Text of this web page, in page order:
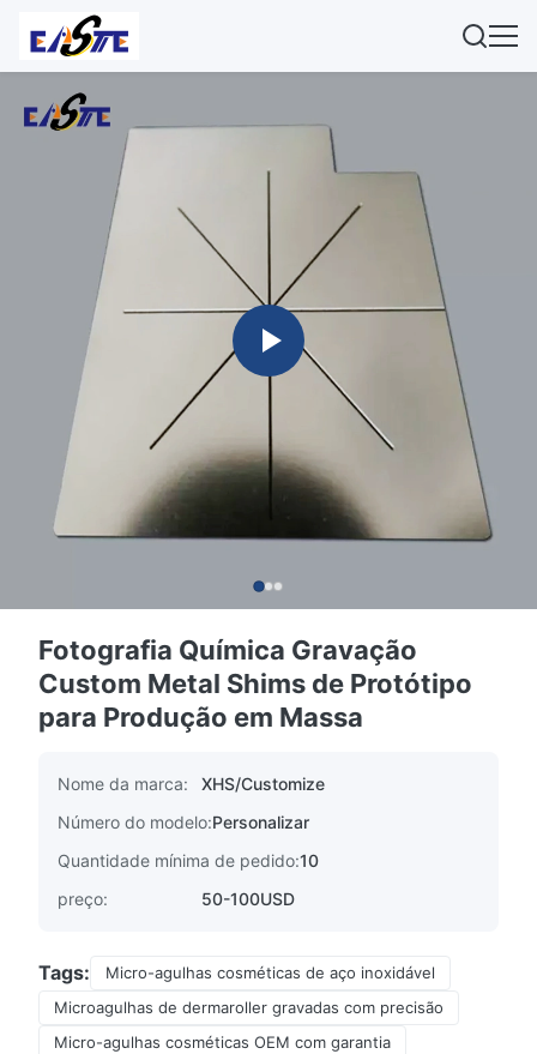
Fotografia Química Gravação
Custom Metal Shims de Protótipo
para Produção em Massa
Nome da marca:
XHS/Customize
Número do modelo:Personalizar
Quantidade mínima de pedido:10
preço:
50-100USD
Tags:
Micro-agulhas cosméticas de aço inoxidável
Microagulhas de dermaroller gravadas com precisão
Micro-agulhas cosméticas OEM com garantia